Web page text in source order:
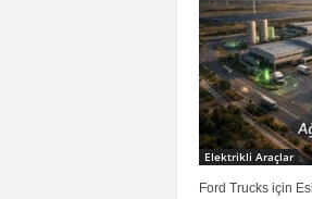
Elektrikli Araçlar
Ford Trucks için